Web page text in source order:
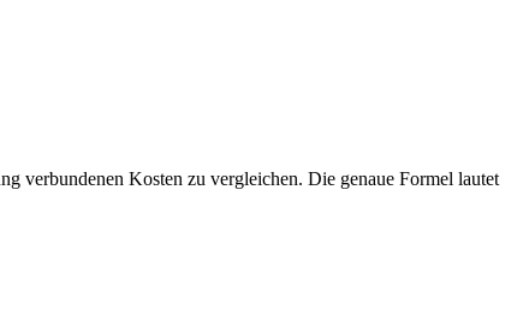
verbundenen Kosten zu vergleichen. Die genaue Formel lautet